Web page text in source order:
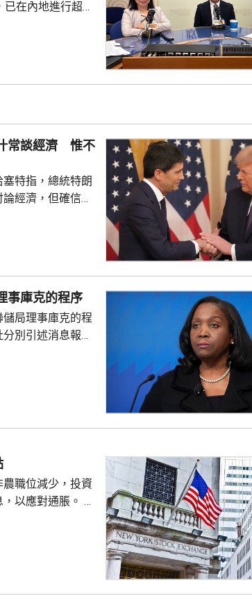
在內地進行超過
隨團，簽訂96份
資，相信對香港
馬來...
常談經濟 惟不
特指，總統特朗
經濟，但確信特
密切，一直會討
圖影響聯儲局決
沒與特朗普通話
行三次早餐
事庫克的程序
局理事庫克的程
別引述消息報
普正考慮撒銷她
普去年
，解除庫...
職位減少，投資
應對通脹。 道